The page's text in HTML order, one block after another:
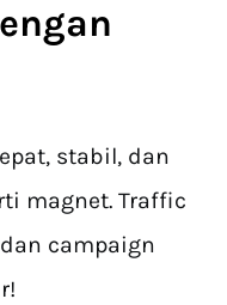
stabil, dan
magnet. Traffic
campaign